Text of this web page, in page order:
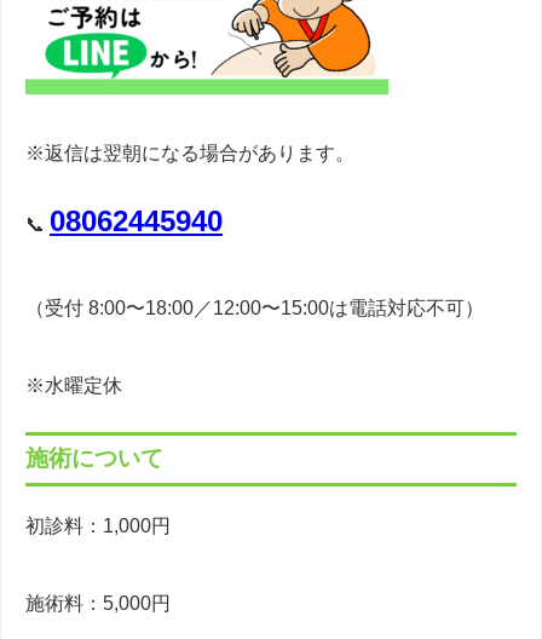
※返信は翌朝になる場合があります。
📞 08062445940
（受付 8:00〜18:00／12:00〜15:00は電話対応不可）
※水曜定休
施術について
初診料：1,000円
施術料：5,000円